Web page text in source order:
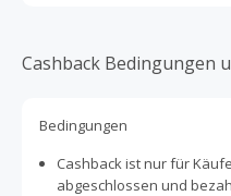
Cashback Bedingungen
Bedingungen
Cashback ist nur für
abgeschlossen und